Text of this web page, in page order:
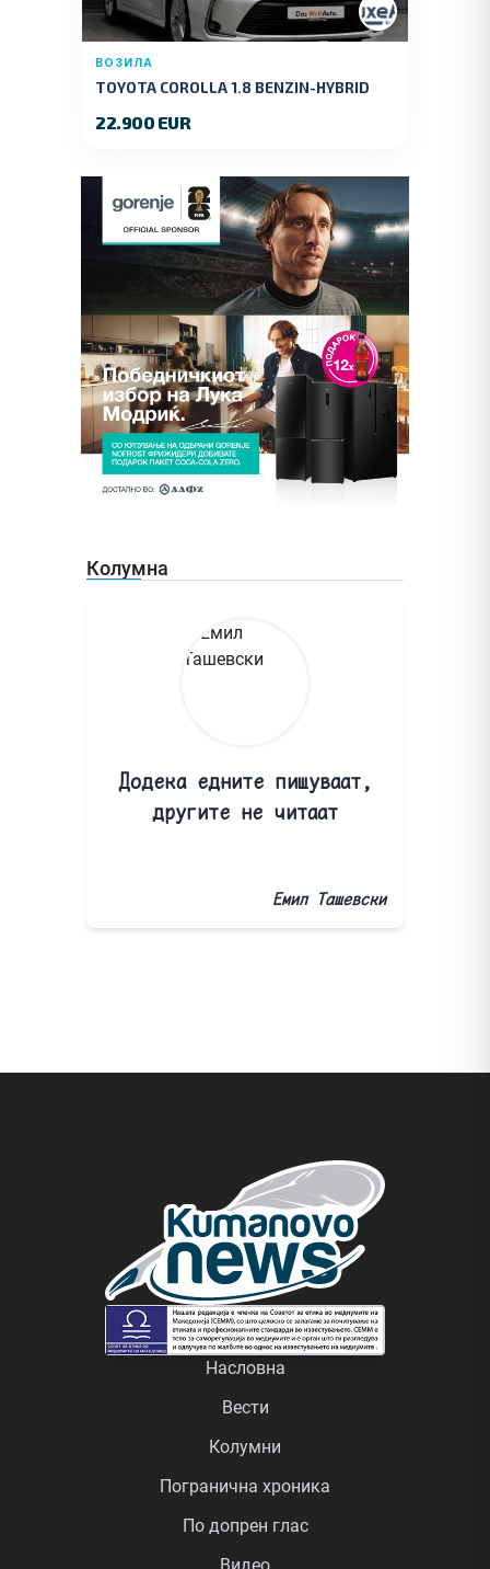
ВОЗИЛА
TOYOTA COROLLA 1.8 BENZIN-HYBRID
22.900 EUR
Колумна
Додека едните пишуваат,
другите не читаат
Емил Ташевски
Насловна
Вести
Колумни
Погранична хроника
По допрен глас